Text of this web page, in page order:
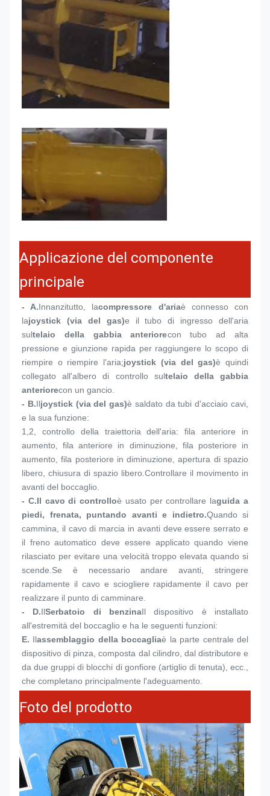
Applicazione del componente
principale
- A.Innanzitutto, lacompressore d'ariaè connesso con
lajoystick (via del gas)e il tubo di ingresso dell'aria
sultelaio della gabbia anteriorecon tubo ad alta
pressione e giunzione rapida per raggiungere lo scopo di
riempire o riempire l'aria;joystick (via del gas)è quindi
collegato all'albero di controllo sultelaio della gabbia
anteriorecon un gancio.
- B.Iljoystick (via del gas)è saldato da tubi d'acciaio cavi,
e la sua funzione:
1, 2, controllo della traiettoria dell'aria: fila anteriore in
aumento, fila anteriore in diminuzione, fila posteriore in
aumento, fila posteriore in diminuzione, apertura di spazio
libero, chiusura di spazio libero.Controllare il movimento in
avanti del boccaglio.
- C.Il cavo di controlloè usato per controllare laguida a
piedi, frenata, puntando avanti e indietro.Quando si
cammina, il cavo di marcia in avanti deve essere serrato e
il freno automatico deve essere applicato quando viene
rilasciato per evitare una velocità troppo elevata quando si
scende.Se è necessario andare avanti, stringere
rapidamente il cavo e sciogliere rapidamente il cavo per
realizzare il punto di camminare.
- D.IlSerbatoio di benzinaIl dispositivo è installato
all'estremità del boccaglio e ha le seguenti funzioni:
E. Ilassemblaggio della boccagliaè la parte centrale del
dispositivo di pinza, composta dal cilindro, dal distributore e
da due gruppi di blocchi di gonfiore (artiglio di tenuta), ecc.,
che completano principalmente l'adeguamento.
Foto del prodotto